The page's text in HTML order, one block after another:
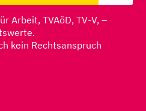
Arbeit, TVAöD, TV-V, –
kein Rechtsanspruch